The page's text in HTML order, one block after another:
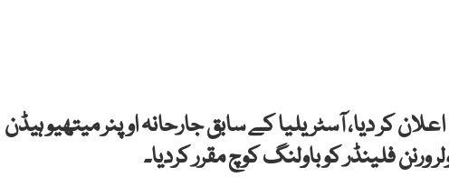
کر دیا، آسٹریلیا کے سابق جارحانہ اوپنر میتھیو ہیڈن
فلینڈر کو باولنگ کوچ مقرر کردیا۔